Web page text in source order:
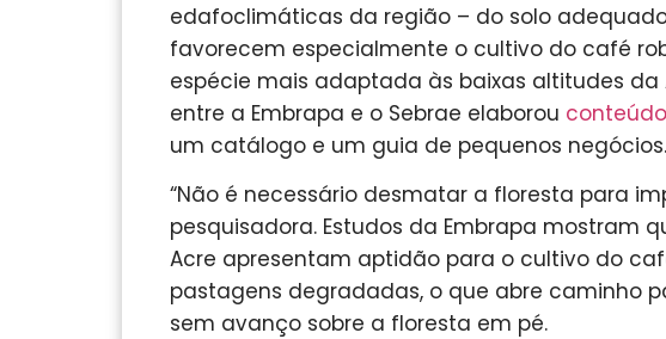
edafoclimáticas da região – do solo
favorecem especialmente o cultivo do café
espécie mais adaptada às baixas altitudes da
entre a Embrapa e o Sebrae elaborou
um catálogo e um guia de pequenos negócios.
“Não é necessário desmatar a floresta para
pesquisadora. Estudos da Embrapa mostram
Acre apresentam aptidão para o cultivo do
pastagens degradadas, o que abre caminho
sem avanço sobre a floresta em pé.